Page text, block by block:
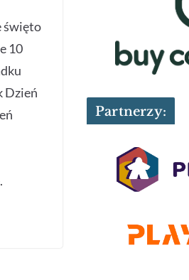
święto
10
Dzień
Partnerzy: